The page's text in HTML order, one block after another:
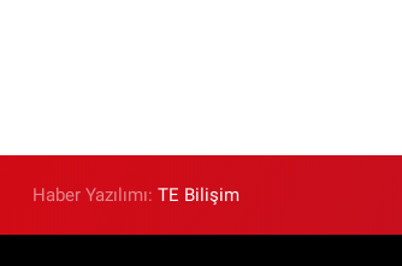
Haber Yazılımı:TE Bilişim